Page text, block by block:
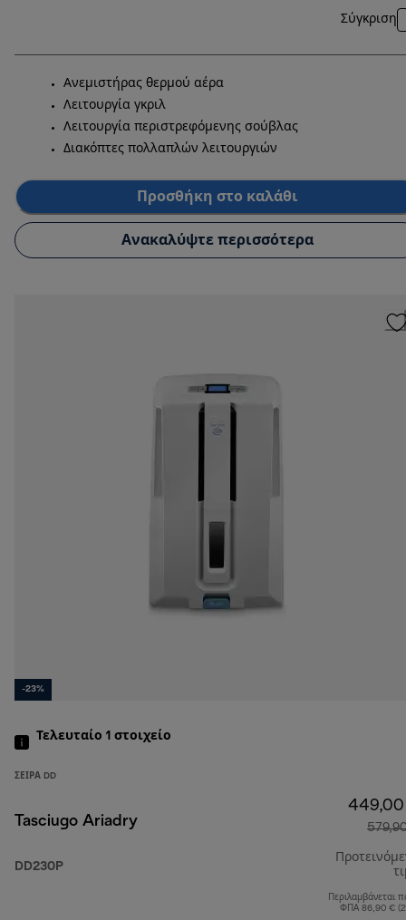
Σύγκριση
Ανεμιστήρας θερμού αέρα
Λειτουργία γκριλ
Λειτουργία περιστρεφόμενης σούβλας
Διακόπτες πολλαπλών λειτουργιών
Προσθήκη στο καλάθι
Ανακαλύψτε περισσότερα
-23%
Τελευταίο 1 στοιχείο
ΣΕΙΡΆ DD
Tasciugo Ariadry
DD230P
Περιλαμβάνεται
ΦΠΑ 86,90 €